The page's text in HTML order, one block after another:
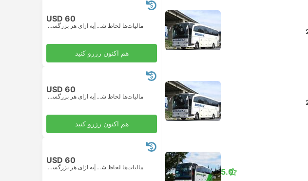
USD 60
مالیات‌ها لحاظ شده | به ازای هر بزرگسال
هم اکنون رزرو کنید
USD 60
مالیات‌ها لحاظ شده | به ازای هر بزرگسال
هم اکنون رزرو کنید
5.0
USD 60
مالیات‌ها لحاظ شده | به ازای هر بزرگسال